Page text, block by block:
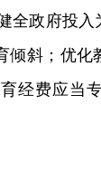
全政府投
倾斜；优
经费应当